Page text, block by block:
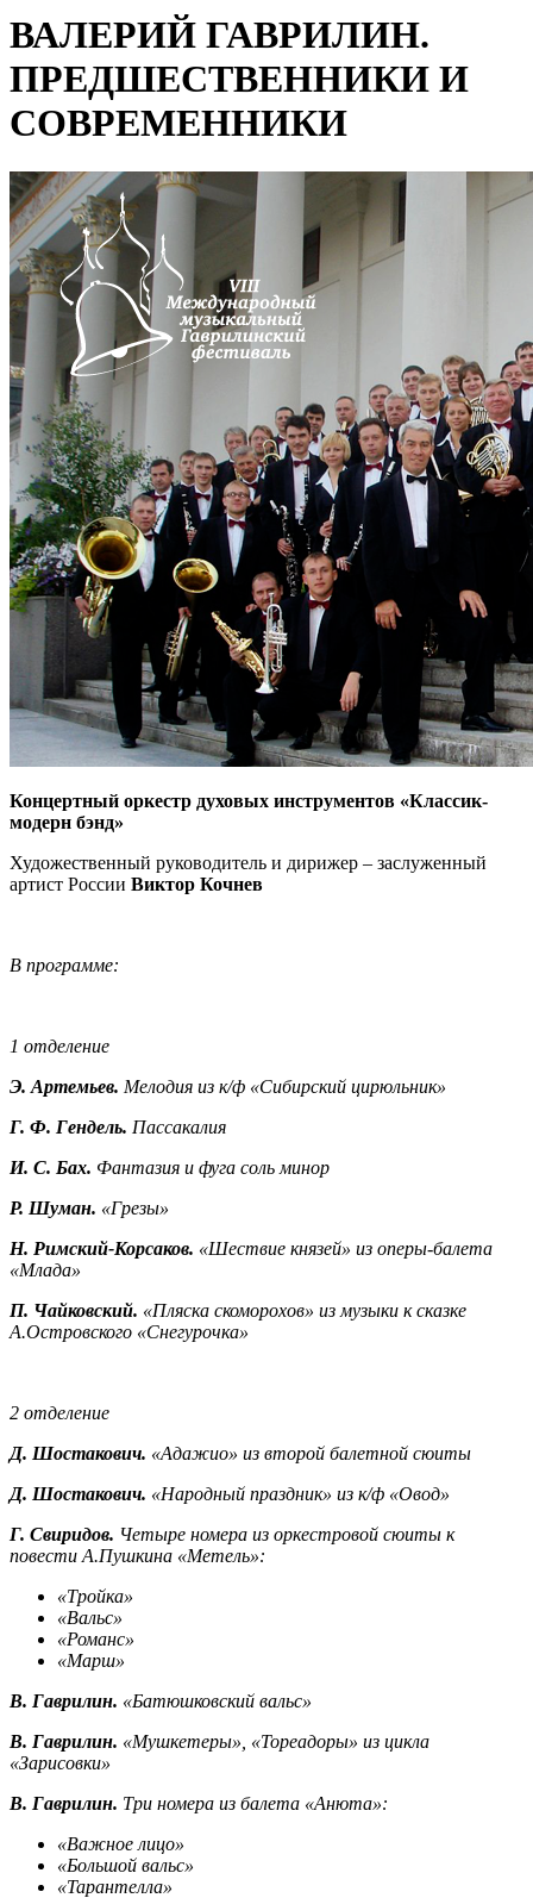
ВАЛЕРИЙ ГАВРИЛИН.
ПРЕДШЕСТВЕННИКИ И
СОВРЕМЕННИКИ
Концертный оркестр духовых инструментов «Классик-
модерн бэнд»
Художественный руководитель и дирижер – заслуженный
артист России Виктор Кочнев
В программе:
1 отделение
Э. Артемьев. Мелодия из к/ф «Сибирский цирюльник»
Г. Ф. Гендель. Пассакалия
И. С. Бах. Фантазия и фуга соль минор
Р. Шуман. «Грезы»
Н. Римский-Корсаков. «Шествие князей» из оперы-балета
«Млада»
П. Чайковский. «Пляска скоморохов» из музыки к сказке
А.Островского «Снегурочка»
2 отделение
Д. Шостакович. «Адажио» из второй балетной сюиты
Д. Шостакович. «Народный праздник» из к/ф «Овод»
Г. Свиридов. Четыре номера из оркестровой сюиты к
повести А.Пушкина «Метель»:
«Тройка»
«Вальс»
«Романс»
«Марш»
В. Гаврилин. «Батюшковский вальс»
В. Гаврилин. «Мушкетеры», «Тореадоры» из цикла
«Зарисовки»
В. Гаврилин. Три номера из балета «Анюта»:
«Важное лицо»
«Большой вальс»
«Тарантелла»